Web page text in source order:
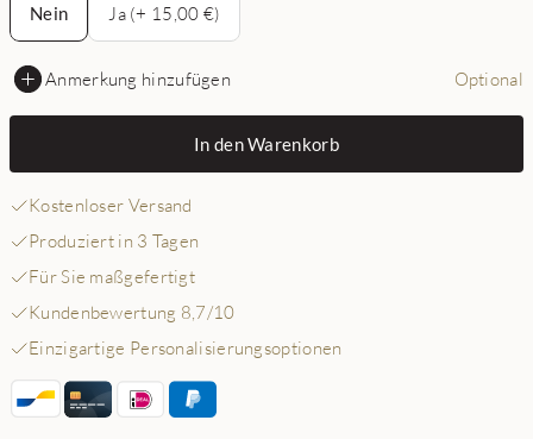
Nein
Ja (+ 15,00 €)
Anmerkung hinzufügen Optional
In den Warenkorb
Kostenloser Versand
Produziert in 3 Tagen
Für Sie maßgefertigt
Kundenbewertung 8,7/10
Einzigartige Personalisierungsoptionen